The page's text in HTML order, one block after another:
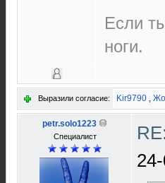
Если
ноги.
Выразили согласие: Kir9790 ,
petr.solo1223
Специалист